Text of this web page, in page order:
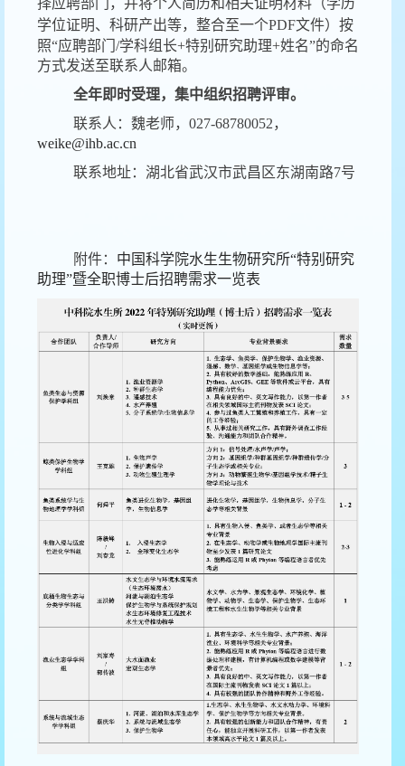
择应聘部门，并将个人简历和相关证明材料（学历
学位证明、科研产出等， 整合至一个PDF文件）按
照“应聘部门/学科组长+特别研究助理+姓名”的命名
方式发送至联系人邮箱。
全年即时受理，集中组织招聘评审。
联系人：魏老师， 027-68780052，
weike@ihb.ac.cn
联系地址：湖北省武汉市武昌区东湖南路7号
附件： 中国科学院水生生物研究所“特别研究
助理”暨全职博士后招聘需求一览表